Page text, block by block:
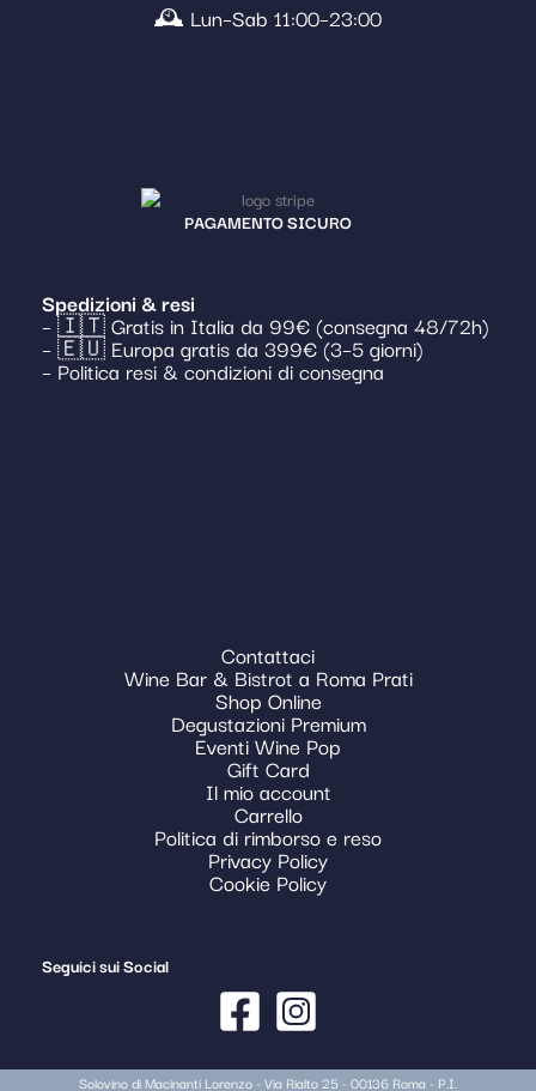
🕰️ Lun–Sab 11:00–23:00
PAGAMENTO SICURO
Spedizioni & resi
– 🇮🇹 Gratis in Italia da 99€ (consegna 48/72h)
– 🇪🇺 Europa gratis da 399€ (3–5 giorni)
– Politica resi & condizioni di consegna
Contattaci
Wine Bar & Bistrot a Roma Prati
Shop Online
Degustazioni Premium
Eventi Wine Pop
Gift Card
Il mio account
Carrello
Politica di rimborso e reso
Privacy Policy
Cookie Policy
Seguici sui Social
Solovino di Macinanti Lorenzo - Via Rialto 25 - 00136 Roma - P.I.